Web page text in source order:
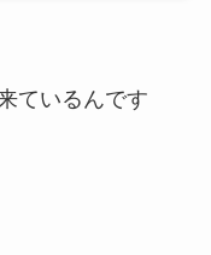
ているんです